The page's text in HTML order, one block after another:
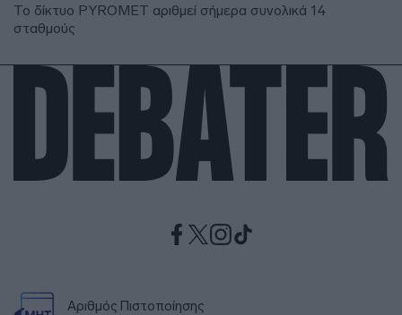
Το δίκτυο PYROMET αριθμεί σήμερα συνολικά 14
σταθμούς
Αριθμός Πιστοποίησης